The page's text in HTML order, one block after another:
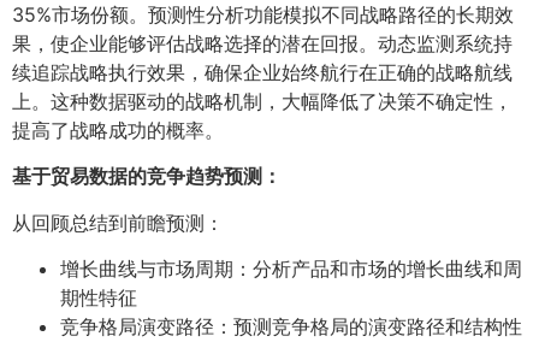
35%市场份额。预测性分析功能模拟不同战略路径的长期效
果，使企业能够评估战略选择的潜在回报。动态监测系统持
续追踪战略执行效果，确保企业始终航行在正确的战略航线
上。这种数据驱动的战略机制，大幅降低了决策不确定性，
提高了战略成功的概率。
基于贸易数据的竞争趋势预测：
从回顾总结到前瞻预测：
增长曲线与市场周期：分析产品和市场的增长曲线和周
期性特征
竞争格局演变路径：预测竞争格局的演变路径和结构性